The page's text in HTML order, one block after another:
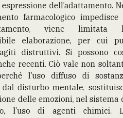
dell’adattamento.
farmacologico
viene limitata
elaborazione, per cui
distruttivi. Si possono
recenti. Ciò vale non
l’uso diffuso di
disturbo mentale,
delle emozioni, nel sistema
l’uso di agenti chimici.